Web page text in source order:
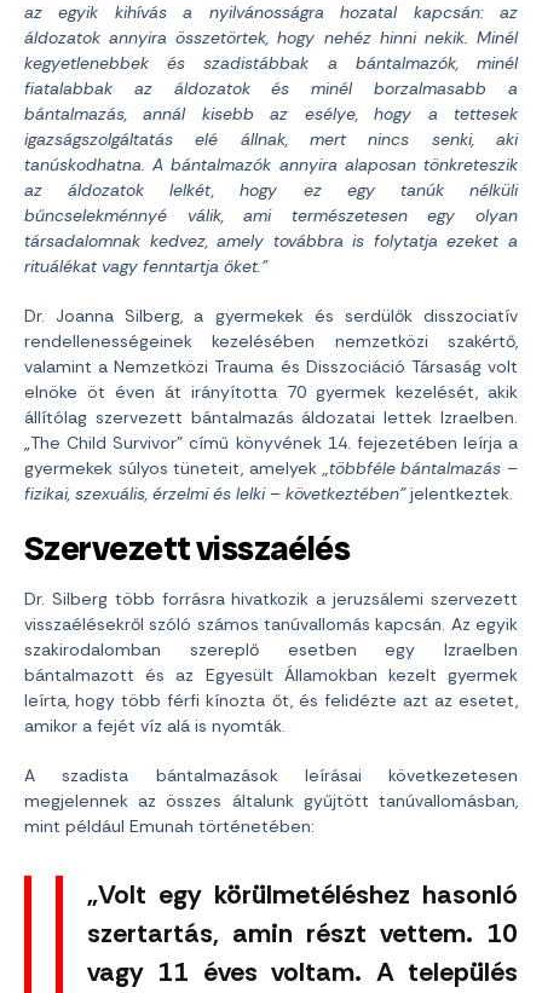
az egyik kihívás a nyilvánosságra hozatal kapcsán: az
áldozatok annyira összetörtek, hogy nehéz hinni nekik. Minél
kegyetlenebbek és szadistábbak a bántalmazók, minél
fiatalabbak az áldozatok és minél borzalmasabb a
bántalmazás, annál kisebb az esélye, hogy a tettesek
igazságszolgáltatás elé állnak, mert nincs senki, aki
tanúskodhatna. A bántalmazók annyira alaposan tönkreteszik
az áldozatok lelkét, hogy ez egy tanúk nélküli
bűncselekménnyé válik, ami természetesen egy olyan
társadalomnak kedvez, amely továbbra is folytatja ezeket a
rituálékat vagy fenntartja őket.”
Dr. Joanna Silberg, a gyermekek és serdülők disszociatív
rendellenességeinek kezelésében nemzetközi szakértő,
valamint a Nemzetközi Trauma és Disszociáció Társaság volt
elnöke öt éven át irányította 70 gyermek kezelését, akik
állítólag szervezett bántalmazás áldozatai lettek Izraelben.
„The Child Survivor” című könyvének 14. fejezetében leírja a
gyermekek súlyos tüneteit, amelyek „többféle bántalmazás –
fizikai, szexuális, érzelmi és lelki – következtében”jelentkeztek.
Szervezett visszaélés
Dr. Silberg több forrásra hivatkozik a jeruzsálemi szervezett
visszaélésekről szóló számos tanúvallomás kapcsán. Az egyik
szakirodalomban szereplő esetben egy Izraelben
bántalmazott és az Egyesült Államokban kezelt gyermek
leírta, hogy több férfi kínozta őt, és felidézte azt az esetet,
amikor a fejét víz alá is nyomták.
A szadista bántalmazások leírásai következetesen
megjelennek az összes általunk gyűjtött tanúvallomásban,
mint például Emunah történetében:
„Volt egy körülmetéléshez hasonló
szertartás, amin részt vettem. 10
vagy 11 éves voltam. A település